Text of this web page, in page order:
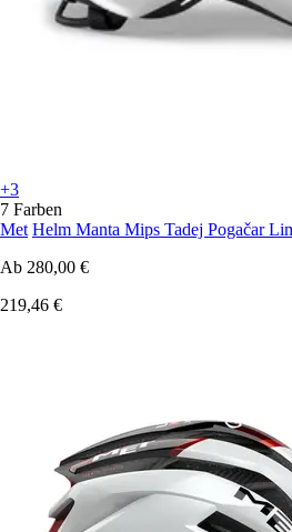
+3
7 Farben
Met Helm Manta Mips Tadej Pogačar
Ab 280,00 €
219,46 €